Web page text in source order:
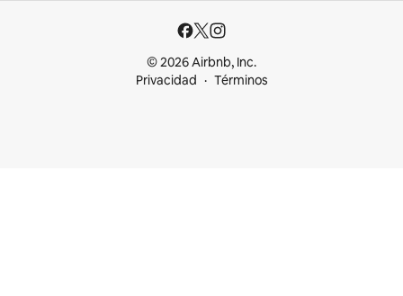
© 2026 Airbnb, Inc.
Privacidad
Términos